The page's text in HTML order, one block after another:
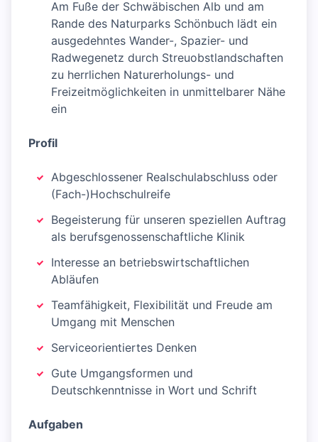
Am Fuße der Schwäbischen Alb und am
Rande des Naturparks Schönbuch lädt ein
ausgedehntes Wander-, Spazier- und
Radwegenetz durch Streuobstlandschaften
zu herrlichen Naturerholungs- und
Freizeitmöglichkeiten in unmittelbarer Nähe
ein
Profil
Abgeschlossener Realschulabschluss oder
(Fach-)Hochschulreife
Begeisterung für unseren speziellen Auftrag
als berufsgenossenschaftliche Klinik
Interesse an betriebswirtschaftlichen
Abläufen
Teamfähigkeit, Flexibilität und Freude am
Umgang mit Menschen
Serviceorientiertes Denken
Gute Umgangsformen und
Deutschkenntnisse in Wort und Schrift
Aufgaben